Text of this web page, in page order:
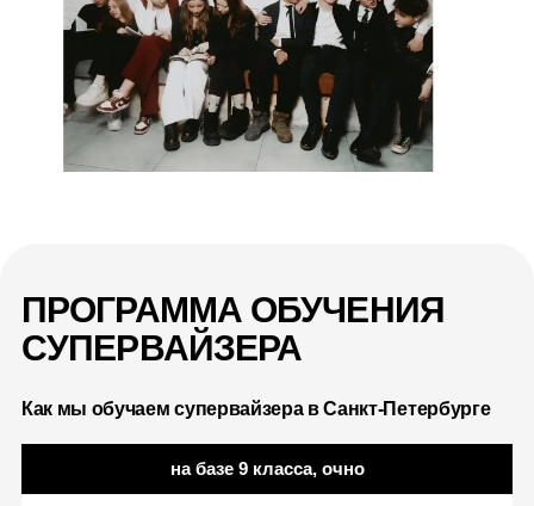
ПРОГРАММА ОБУЧЕНИЯ
СУПЕРВАЙЗЕРА
Как мы обучаем супервайзера в Санкт-Петербурге
на базе 9 класса, очно